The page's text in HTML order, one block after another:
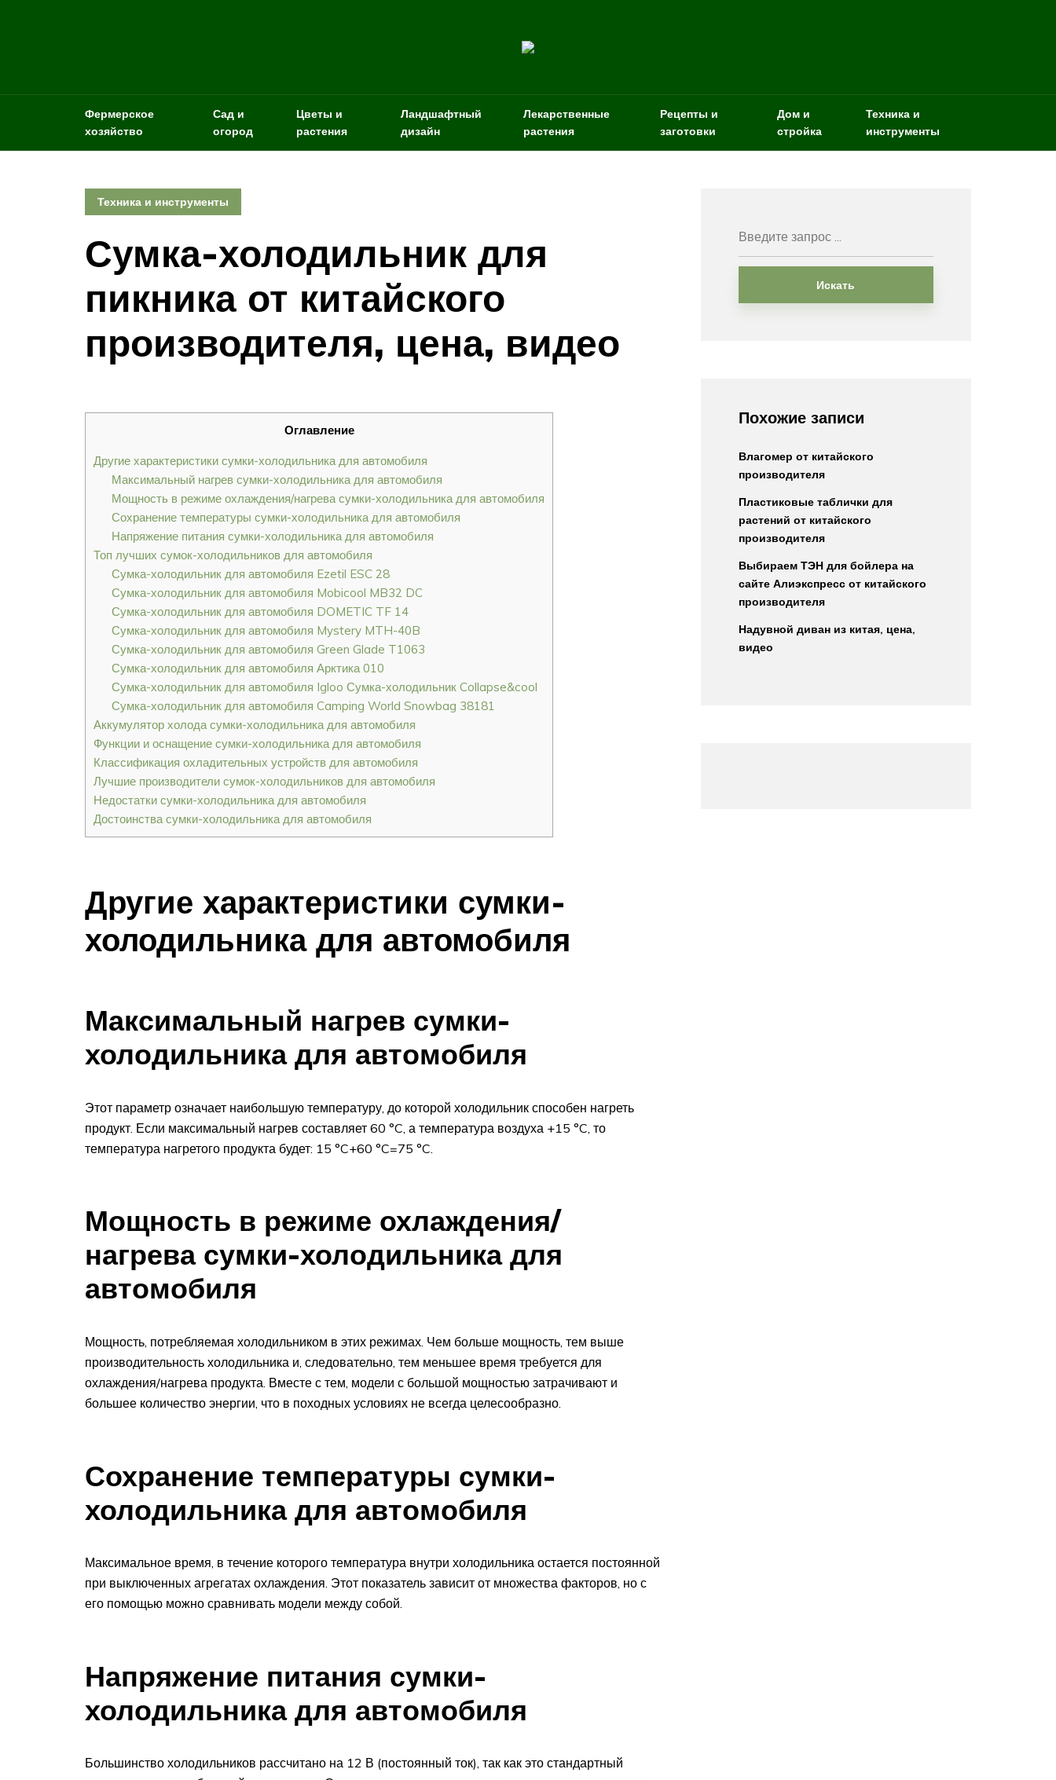
Фермерское
хозяйство
Сад и
огород
Цветы и
растения
Ландшафтный
дизайн
Лекарственные
растения
Рецепты и
заготовки
Дом и
стройка
Техника и
инструменты
Техника и инструменты
Сумка-холодильник для
пикника от китайского
производителя, цена, видео
Оглавление
Другие характеристики сумки-холодильника для автомобиля
Максимальный нагрев сумки-холодильника для автомобиля
Мощность в режиме охлаждения/нагрева сумки-холодильника для автомобиля
Сохранение температуры сумки-холодильника для автомобиля
Напряжение питания сумки-холодильника для автомобиля
Топ лучших сумок-холодильников для автомобиля
Сумка-холодильник для автомобиля Ezetil ESC 28
Сумка-холодильник для автомобиля Mobicool MB32 DC
Сумка-холодильник для автомобиля DOMETIC TF 14
Сумка-холодильник для автомобиля Mystery MTH-40B
Сумка-холодильник для автомобиля Green Glade T1063
Сумка-холодильник для автомобиля Арктика 010
Сумка-холодильник для автомобиля Igloo Сумка-холодильник Collapse&cool
Сумка-холодильник для автомобиля Camping World Snowbag 38181
Аккумулятор холода сумки-холодильника для автомобиля
Функции и оснащение сумки-холодильника для автомобиля
Классификация охладительных устройств для автомобиля
Лучшие производители сумок-холодильников для автомобиля
Недостатки сумки-холодильника для автомобиля
Достоинства сумки-холодильника для автомобиля
Другие характеристики сумки-
холодильника для автомобиля
Максимальный нагрев сумки-
холодильника для автомобиля
Этот параметр означает наибольшую температуру, до которой холодильник способен нагреть
продукт. Если максимальный нагрев составляет 60 °C, а температура воздуха +15 °C, то
температура нагретого продукта будет: 15 °C+60 °C=75 °C.
Мощность в режиме охлаждения/
нагрева сумки-холодильника для
автомобиля
Мощность, потребляемая холодильником в этих режимах. Чем больше мощность, тем выше
производительность холодильника и, следовательно, тем меньшее время требуется для
охлаждения/нагрева продукта. Вместе с тем, модели с большой мощностью затрачивают и
большее количество энергии, что в походных условиях не всегда целесообразно.
Сохранение температуры сумки-
холодильника для автомобиля
Максимальное время, в течение которого температура внутри холодильника остается постоянной
при выключенных агрегатах охлаждения. Этот показатель зависит от множества факторов, но с
его помощью можно сравнивать модели между собой.
Напряжение питания сумки-
холодильника для автомобиля
Большинство холодильников рассчитано на 12 В (постоянный ток), так как это стандартный
Искать
Похожие записи
Влагомер от китайского
производителя
Пластиковые таблички для
растений от китайского
производителя
Выбираем ТЭН для бойлера на
сайте Алиэкспресс от китайского
производителя
Надувной диван из китая, цена,
видео